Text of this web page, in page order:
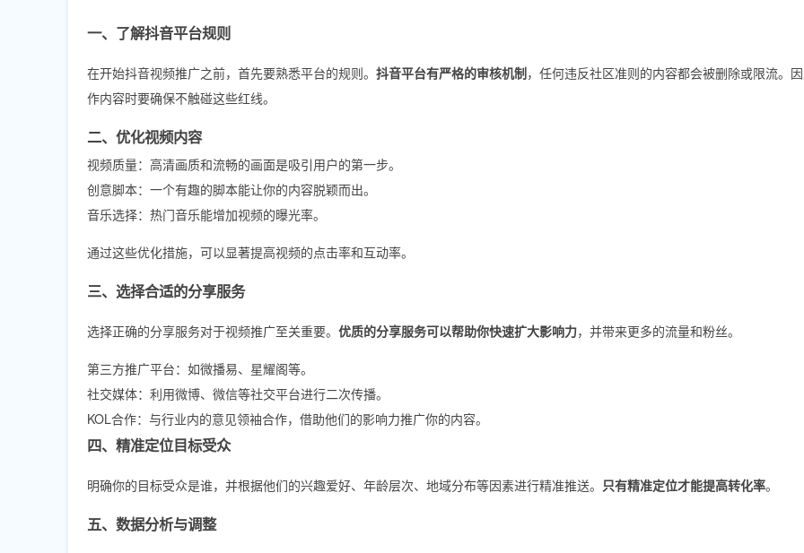
一、了解抖音平台规则
在开始抖音视频推广之前，首先要熟悉平台的规则。 抖音平台有严格的审核机制，任何违反社区准则的内容都会被删除或限流。
作内容时要确保不触碰这些红线。
二、优化视频内容
视频质量：高清画质和流畅的画面是吸引用户的第一步。
创意脚本：一个有趣的脚本能让你的内容脱颖而出。
音乐选择：热门音乐能增加视频的曝光率。
通过这些优化措施，可以显著提高视频的点击率和互动率。
三、选择合适的分享服务
选择正确的分享服务对于视频推广至关重要。 优质的分享服务可以帮助你快速扩大影响力，并带来更多的流量和粉丝。
第三方推广平台：如微播易、星耀阁等。
社交媒体：利用微博、微信等社交平台进行二次传播。
KOL合作：与行业内的意见领袖合作，借助他们的影响力推广你的内容。
四、精准定位目标受众
明确你的目标受众是谁，并根据他们的兴趣爱好、年龄层次、地域分布等因素进行精准推送。 只有精准定位才能提高转化率。
五、数据分析与调整